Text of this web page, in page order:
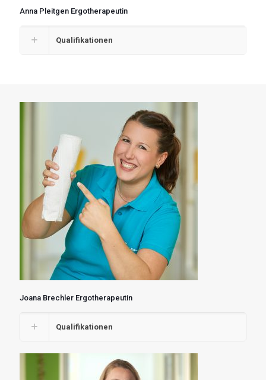
Anna Pleitgen Ergotherapeutin
Qualifikationen
Joana Brechler Ergotherapeutin
Qualifikationen